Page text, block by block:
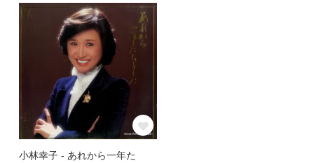
小林幸子 - あれから一年た